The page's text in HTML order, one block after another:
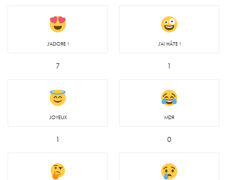
J'ADORE !
7
J'AI HÂTE !
1
JOYEUX
1
MDR
0